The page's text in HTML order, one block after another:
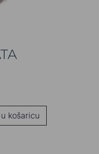
košaricu